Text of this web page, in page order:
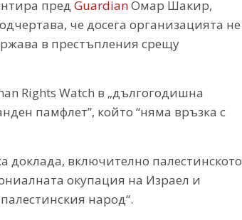
пред GuardianОмар Шакир,
че досега организацията не
в престъпления срещу
Rights Watch в „дългогодишна
памфлет”, който “няма връзка с
доклада, включително палестинското
окупация на Израел и
народ“.